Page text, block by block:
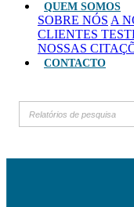
QUEM SOMOS
SOBRE NÓS A
CLIENTES
NOSSAS
CONTACTO